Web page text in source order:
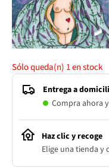
Sólo queda(n) 1en stock
Entrega a
Compra ahora
Haz clic y recoge
Elige una tienda y